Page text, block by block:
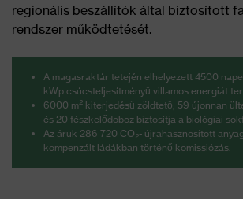
regionális beszállítók által biztosított
rendszer működtetését.
A magasraktár tetején elhelyezett 4500
kWp csúcsteljesítményű villamos energiát
6000 m2 kiterjedésű zöldtető, 59 újonnan
és 20 fészkelődoboz biztosítja a biológiai
Az áruk 286 720 CO2- újrahasznosított
kompenzált ládákban történő komissiózás.